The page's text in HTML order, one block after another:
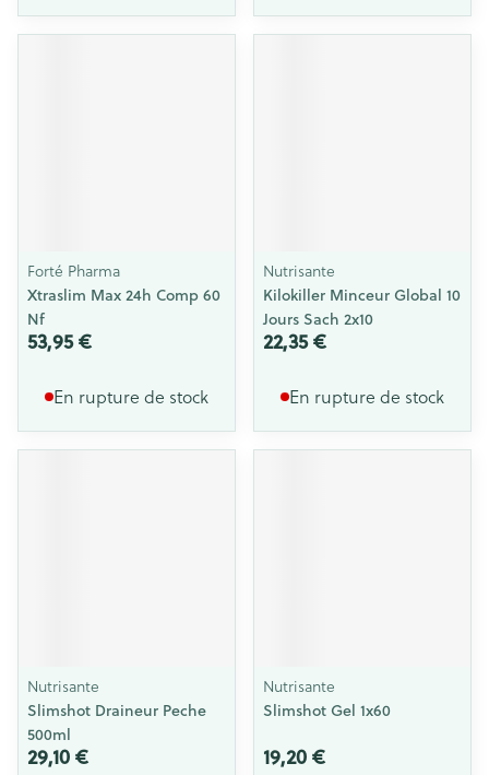
Forté Pharma
Xtraslim Max 24h Comp 60
Nf
53,95 €
En rupture de stock
Nutrisante
Kilokiller Minceur Global 10
Jours Sach 2x10
22,35 €
En rupture de stock
Nutrisante
Slimshot Draineur Peche
500ml
29,10 €
Nutrisante
Slimshot Gel 1x60
19,20 €